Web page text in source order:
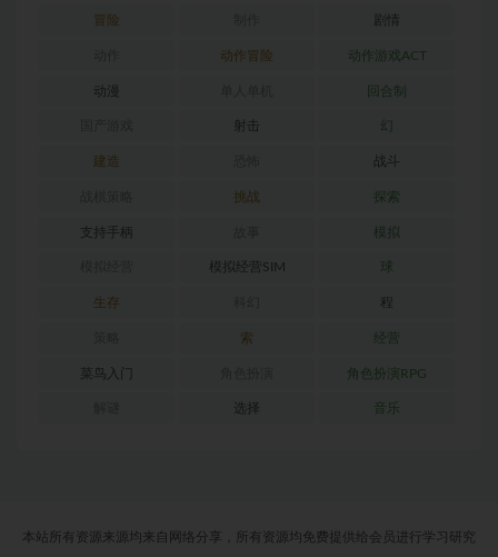
冒险 剧情
动作冒险 动作游戏ACT
动漫 回合制
射击 幻
建造 战斗
挑战 探索
支持手柄 模拟
模拟经营SIM 球
生存 程
索 经营
菜鸟入门 角色扮演RPG
选择 音乐
本站所有资源来源均来自网络分享，所有资源均免费提供给会员进行学习研究